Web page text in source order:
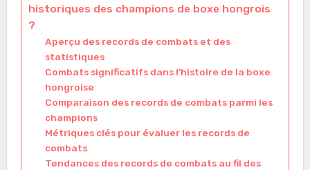
historiques des champions de boxe hongrois
?
Aperçu des records de combats et des
statistiques
Combats significatifs dans l’histoire de la boxe
hongroise
Comparaison des records de combats parmi les
champions
Métriques clés pour évaluer les records de
combats
Tendances des records de combats au fil des